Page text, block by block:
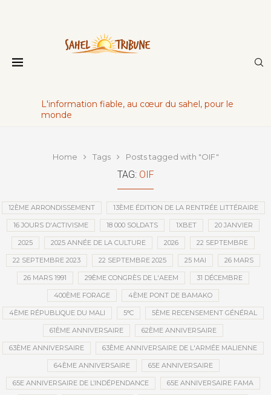
L'information fiable, au cœur du sahel, pour le
monde
Home Tags Posts tagged with "OIF"
TAG: OIF
12ÈME ARRONDISSEMENT 13ÈME ÉDITION DE LA RENTRÉE LITTÉRAIRE
16 JOURS D'ACTIVISME 18 000 SOLDATS 1XBET 20 JANVIER
2025 2025 ANNÉE DE LA CULTURE 2026 22 SEPTEMBRE
22 SEPTEMBRE 2023 22 SEPTEMBRE 2025 25 MAI 26 MARS
26 MARS 1991 29ÈME CONGRÈS DE L'AEEM 31 DÉCEMBRE
400ÈME FORAGE 4ÈME PONT DE BAMAKO
4ÈME RÉPUBLIQUE DU MALI 5°C 5ÈME RECENSEMENT GÉNÉRAL
61ÈME ANNIVERSAIRE 62ÈME ANNIVERSAIRE
63ÈME ANNIVERSAIRE 63ÈME ANNIVERSAIRE DE L'ARMÉE MALIENNE
64ÈME ANNIVERSAIRE 65E ANNIVERSAIRE
65E ANNIVERSAIRE DE L’INDÉPENDANCE 65E ANNIVERSAIRE FAMA